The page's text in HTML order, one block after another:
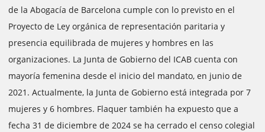
de la Abogacía de Barcelona cumple con lo previsto en el
Proyecto de Ley orgánica de representación paritaria y
presencia equilibrada de mujeres y hombres en las
organizaciones. La Junta de Gobierno del ICAB cuenta con
mayoría femenina desde el inicio del mandato, en junio de
2021. Actualmente, la Junta de Gobierno está integrada por 7
mujeres y 6 hombres. Flaquer también ha expuesto que a
fecha 31 de diciembre de 2024 se ha cerrado el censo colegial